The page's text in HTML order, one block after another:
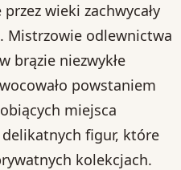
wieki zachwycały
Mistrzowie odlewnictwa
brązie niezwykłe
powstaniem
miejsca
figur, które
kolekcjach.